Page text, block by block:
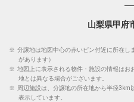
山梨県甲府
※ 分譲地は地図中心の赤いピン付近に所在し
があります）
※ 地図上に表示される物件・施設の情報はお
地とは異なる場合がございます。
※ 周辺施設は、分譲地の所在地から半径3km
表示しています。